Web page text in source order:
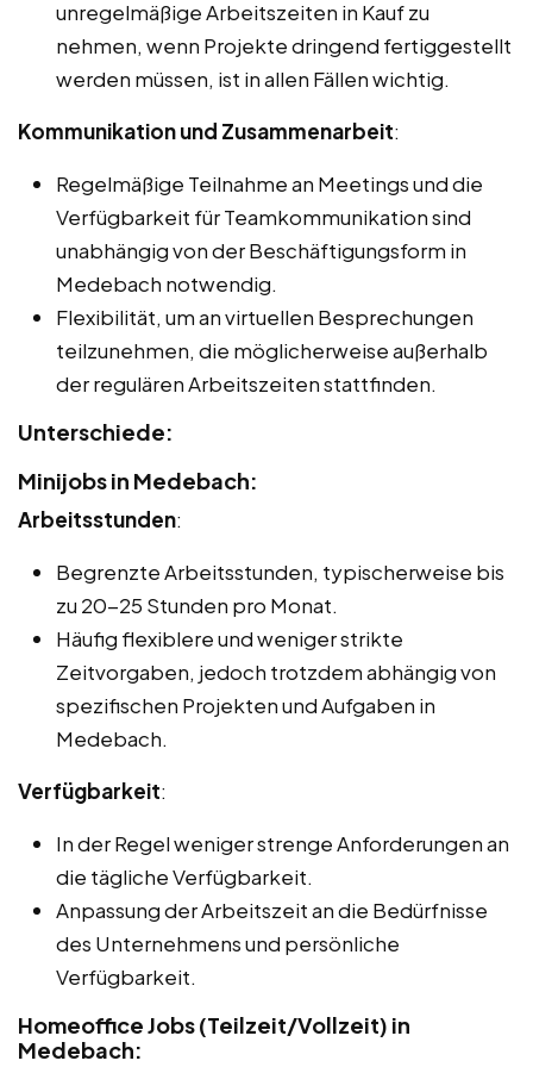
unregelmäßige Arbeitszeiten in Kauf zu
nehmen, wenn Projekte dringend fertiggestellt
werden müssen, ist in allen Fällen wichtig.
Kommunikation und Zusammenarbeit:
Regelmäßige Teilnahme an Meetings und die
Verfügbarkeit für Teamkommunikation sind
unabhängig von der Beschäftigungsform in
Medebach notwendig.
Flexibilität, um an virtuellen Besprechungen
teilzunehmen, die möglicherweise außerhalb
der regulären Arbeitszeiten stattfinden.
Unterschiede:
Minijobs in Medebach:
Arbeitsstunden:
Begrenzte Arbeitsstunden, typischerweise bis
zu 20-25 Stunden pro Monat.
Häufig flexiblere und weniger strikte
Zeitvorgaben, jedoch trotzdem abhängig von
spezifischen Projekten und Aufgaben in
Medebach.
Verfügbarkeit:
In der Regel weniger strenge Anforderungen an
die tägliche Verfügbarkeit.
Anpassung der Arbeitszeit an die Bedürfnisse
des Unternehmens und persönliche
Verfügbarkeit.
Homeoffice Jobs (Teilzeit/Vollzeit) in
Medebach: